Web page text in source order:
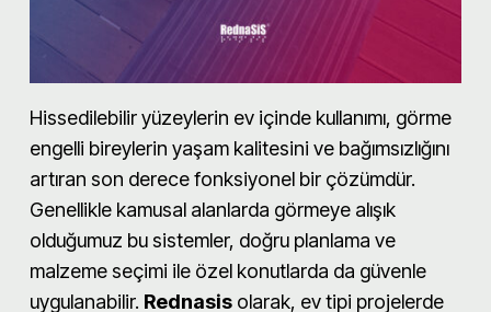
Hissedilebilir yüzeylerin ev içinde kullanımı, görme
engelli bireylerin yaşam kalitesini ve bağımsızlığını
artıran son derece fonksiyonel bir çözümdür.
Genellikle kamusal alanlarda görmeye alışık
olduğumuz bu sistemler, doğru planlama ve
malzeme seçimi ile özel konutlarda da güvenle
uygulanabilir. Rednasis olarak, ev tipi projelerde